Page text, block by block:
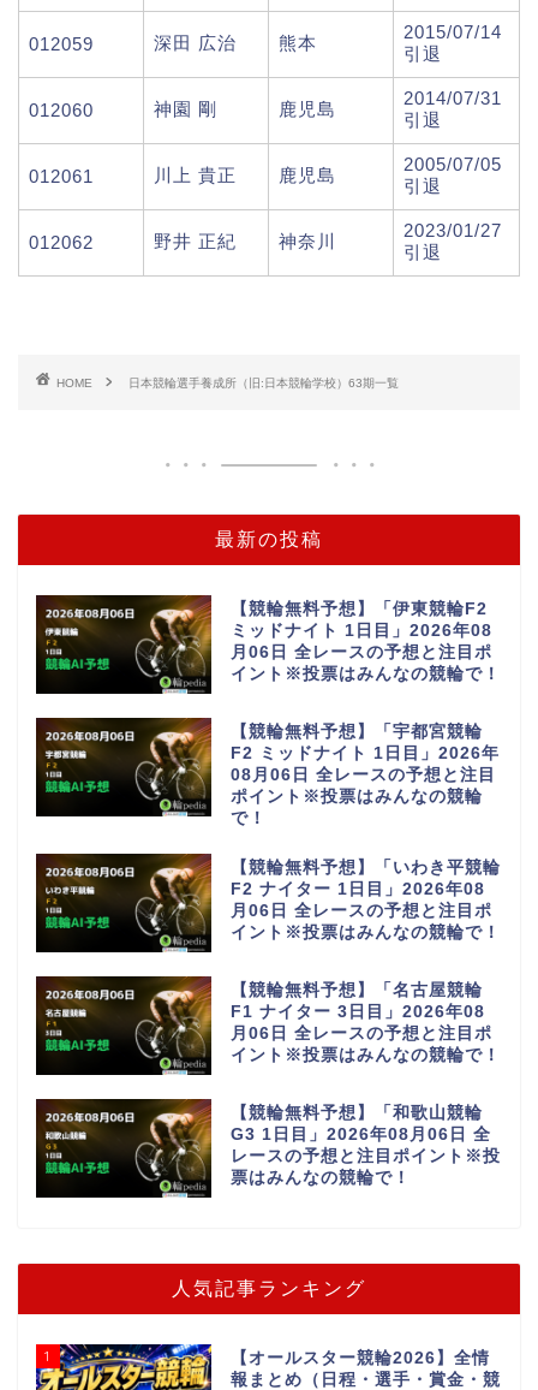
012059 深田 広治 熊本
2015/07/14
引退
012060 神園 剛 鹿児島
2014/07/31
引退
012061 川上 貴正 鹿児島
2005/07/05
引退
012062 野井 正紀 神奈川
2023/01/27
引退
HOME 日本競輪選手養成所（旧:日本競輪学校）63期一覧
最新の投稿
【競輪無料予想】「伊東競輪F2
ミッドナイト 1日目」2026年08
月06日 全レースの予想と注目ポ
イント※投票はみんなの競輪で！
【競輪無料予想】「宇都宮競輪
F2 ミッドナイト 1日目」2026年
08月06日 全レースの予想と注目
ポイント※投票はみんなの競輪
で！
【競輪無料予想】「いわき平競輪
F2 ナイター 1日目」2026年08
月06日 全レースの予想と注目ポ
イント※投票はみんなの競輪で！
【競輪無料予想】「名古屋競輪
F1 ナイター 3日目」2026年08
月06日 全レースの予想と注目ポ
イント※投票はみんなの競輪で！
【競輪無料予想】「和歌山競輪
G3 1日目」2026年08月06日 全
レースの予想と注目ポイント※投
票はみんなの競輪で！
人気記事ランキング
1
【オールスター競輪2026】全情
報まとめ（日程・選手・賞金・競